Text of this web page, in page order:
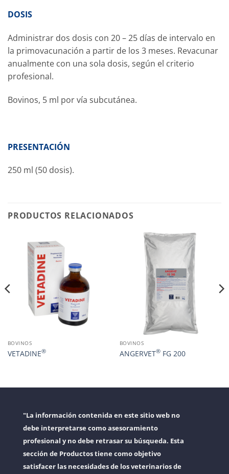
DOSIS
Administrar dos dosis con 20 –25 días de intervalo en
la primovacunación a partir de los 3 meses. Revacunar
anualmente con una sola dosis, según el criterio
profesional.
Bovinos, 5 ml por vía subcutánea.
PRESENTACIÓN
250 ml (50 dosis).
PRODUCTOS RELACIONADOS
BOVINOS
VETADINE®
BOVINOS
ANGERVET®FG 200
"La información contenida en este sitio web no
debe interpretarse como asesoramiento
profesional y no debe retrasar su búsqueda. Esta
sección de Productos tiene como objetivo
satisfacer las necesidades de los veterinarios de